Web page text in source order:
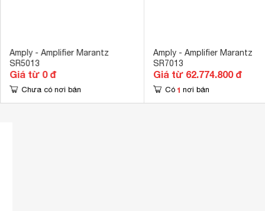
Amply - Amplifier Marantz
SR5013
Giá từ 0 đ
Chưa có nơi bán
Amply - Amplifier Marantz
SR7013
Giá từ 62.774.800 đ
Có 1 nơi bán